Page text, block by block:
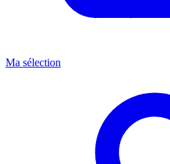
Ma sélection